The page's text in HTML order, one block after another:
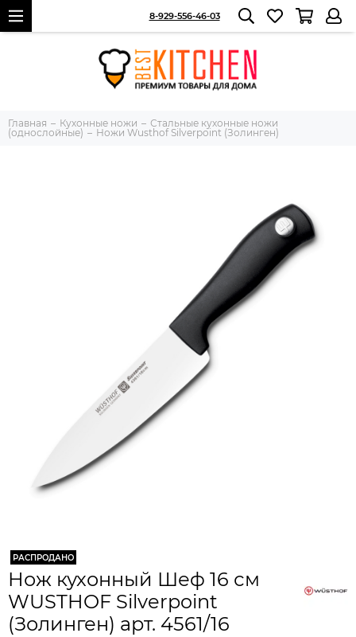
8-929-556-46-03
Главная Кухонные ножи
Стальные кухонные ножи
(однослойные)
Ножи Wusthof Silverpoint (Золинген)
РАСПРОДАНО
Нож кухонный Шеф 16 см
WUSTHOF Silverpoint
(Золинген) арт. 4561/16